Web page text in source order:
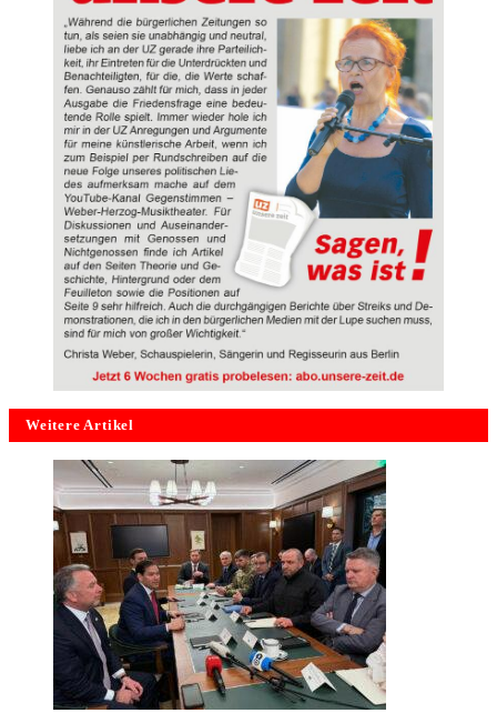
Weitere Artikel